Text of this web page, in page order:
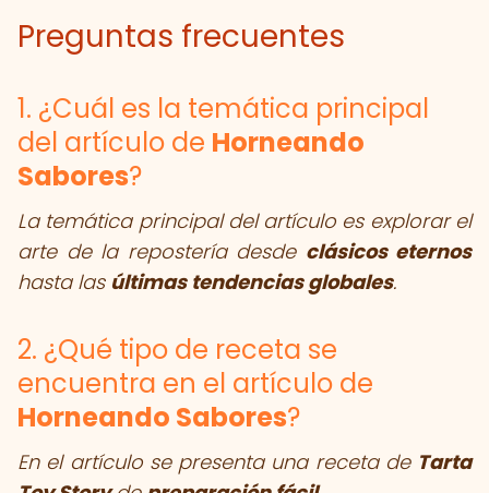
Preguntas frecuentes
1. ¿Cuál es la temática principal
del artículo de Horneando
Sabores?
La temática principal del artículo es explorar el
arte de la repostería desde clásicos eternos
hasta las últimas tendencias globales.
2. ¿Qué tipo de receta se
encuentra en el artículo de
Horneando Sabores?
En el artículo se presenta una receta de Tarta